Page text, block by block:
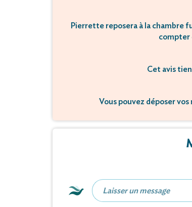
Pierrette reposera à la chambre
compter
Cet avis
Vous pouvez déposer